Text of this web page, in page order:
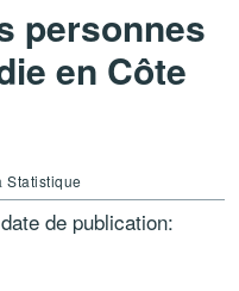
personnes
en Côte
Statistique
de publication: